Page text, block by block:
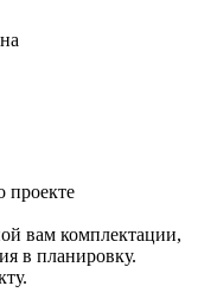
проекте
вам комплектации,
в планировку.